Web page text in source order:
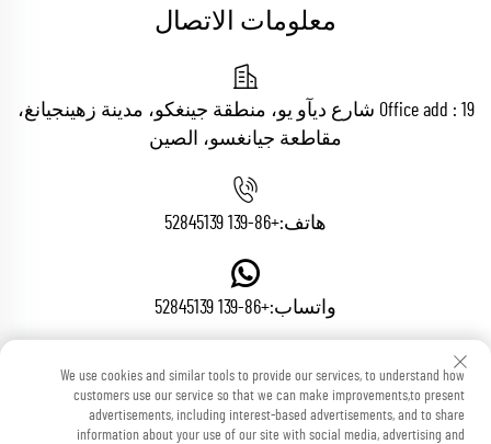
معلومات الاتصال
Office add : 19 شارع ديآو يو، منطقة جينغكو، مدينة زهينجيانغ،
مقاطعة جيانغسو، الصين
هاتف:+86-139 52845139
واتساب:+86-139 52845139
البريد الإلكتروني:[email protected]
We use cookies and similar tools to provide our services, to understand how
customers use our service so that we can make improvements,to present
advertisements, including interest-based advertisements, and to share
information about your use of our site with social media, advertising and